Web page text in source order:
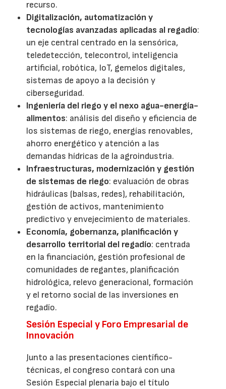
recurso.
Digitalización, automatización y
tecnologías avanzadas aplicadas al regadío:
un eje central centrado en la sensórica,
teledetección, telecontrol, inteligencia
artificial, robótica, IoT, gemelos digitales,
sistemas de apoyo a la decisión y
ciberseguridad.
Ingeniería del riego y el nexo agua-energía-
alimentos: análisis del diseño y eficiencia de
los sistemas de riego, energías renovables,
ahorro energético y atención a las
demandas hídricas de la agroindustria.
Infraestructuras, modernización y gestión
de sistemas de riego: evaluación de obras
hidráulicas (balsas, redes), rehabilitación,
gestión de activos, mantenimiento
predictivo y envejecimiento de materiales.
Economía, gobernanza, planificación y
desarrollo territorial del regadío: centrada
en la financiación, gestión profesional de
comunidades de regantes, planificación
hidrológica, relevo generacional, formación
y el retorno social de las inversiones en
regadío.
Sesión Especial y Foro Empresarial de
Innovación
Junto a las presentaciones científico-
técnicas, el congreso contará con una
Sesión Especial plenaria bajo el título